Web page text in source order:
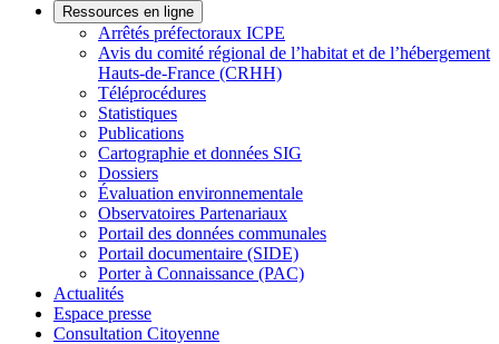
Ressources en ligne
Arrêtés préfectoraux ICPE
Avis du comité régional de l’habitat et de l’hébergement
Hauts-de-France (CRHH)
Téléprocédures
Statistiques
Publications
Cartographie et données SIG
Dossiers
Évaluation environnementale
Observatoires Partenariaux
Portail des données communales
Portail documentaire (SIDE)
Porter à Connaissance (PAC)
Actualités
Espace presse
Consultation Citoyenne